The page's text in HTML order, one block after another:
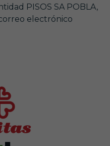
PISOS SA POBLA,
electrónico